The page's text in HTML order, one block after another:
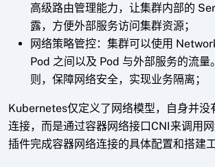
高级路由管理能力，让集群内部的
露，方便外部服务访问集群资源；
网络策略管控：集群可以使用
Pod 之间以及 Pod 与外部服务的流量
则，保障网络安全，实现业务隔离；
Kubernetes仅定义了网络模型，自身并没
连接，而是通过容器网络接口CNI来调用
插件完成容器网络连接的具体配置和搭建工